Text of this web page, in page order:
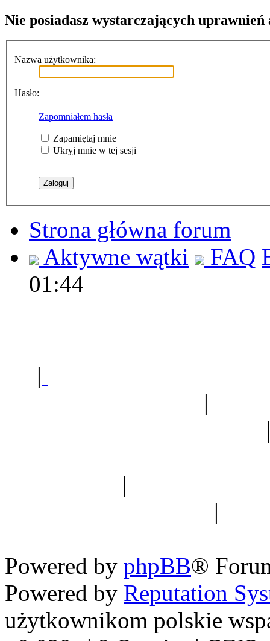
Nie posiadasz wystarczających
Nazwa użytkownika:
Hasło:
Zapomniałem hasła
Zapamiętaj mnie
Ukryj mnie w tej sesji
Strona główna forum
Aktywne wątki
FAQ
01:44
|
|
|
|
Powered by phpBB®
Powered by Reputation
użytkownikom polskie